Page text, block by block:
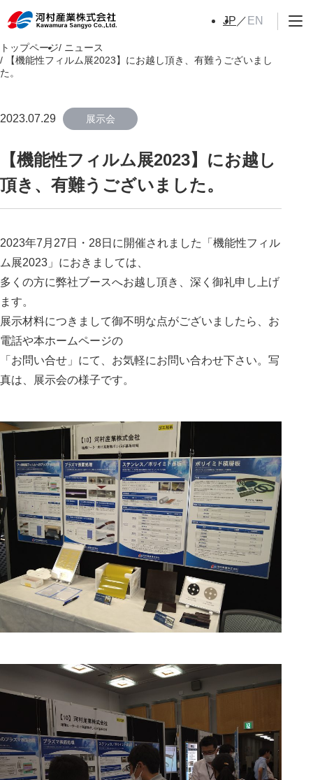
JP EN
トップページ
ニュース
【機能性フィルム展2023】にお越し頂き、有難うございまし
た。
2023.07.29 展示会
【機能性フィルム展2023】にお越し
頂き、有難うございました。
2023年7月27日・28日に開催されました「機能性フィル
ム展2023」におきましては、
多くの方に弊社ブースへお越し頂き、深く御礼申し上げ
ます。
展示材料につきまして御不明な点がございましたら、お
電話や本ホームページの
「お問い合せ」にて、お気軽にお問い合わせ下さい。写
真は、展示会の様子です。